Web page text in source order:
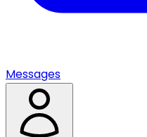
Messages